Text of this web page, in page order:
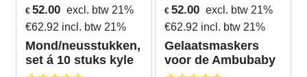
€ 52.00 excl. btw 21%
€62.92 incl. btw 21%
Mond/neusstukken,
set á 10 stuks kyle
€ 52.00 excl. btw 21%
€62.92 incl. btw 21%
Gelaatsmaskers
voor de Ambubaby